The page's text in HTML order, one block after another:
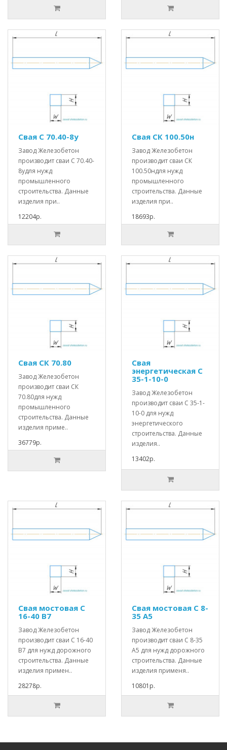
Свая С 70.40-8у
Завод Железобетон
производит сваи С 70.40-
8удля нужд
промышленного
строительства. Данные
изделия при..
12204р.
Свая СК 100.50н
Завод Железобетон
производит сваи СК
100.50ндля нужд
промышленного
строительства. Данные
изделия при..
18693р.
Свая СК 70.80
Завод Железобетон
производит сваи СК
70.80для нужд
промышленного
строительства. Данные
изделия приме..
36779р.
Свая
энергетическая С
35-1-10-0
Завод Железобетон
производит сваи С 35-1-
10-0 для нужд
энергетического
строительства. Данные
изделия..
13402р.
Свая мостовая С
16-40 В7
Завод Железобетон
производит сваи С 16-40
В7 для нужд дорожного
строительства. Данные
изделия примен..
28278р.
Свая мостовая С 8-
35 А5
Завод Железобетон
производит сваи С 8-35
А5 для нужд дорожного
строительства. Данные
изделия применя..
10801р.